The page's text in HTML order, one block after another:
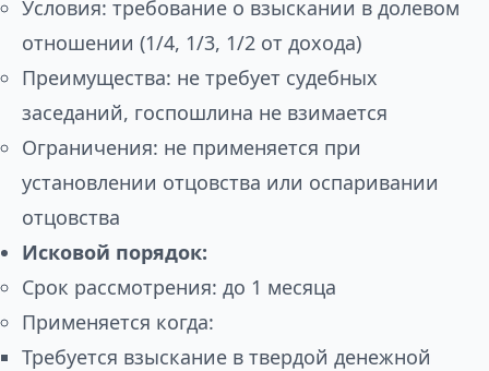
Условия: требование о взыскании в долевом
отношении (1/4, 1/3, 1/2 от дохода)
Преимущества: не требует судебных
заседаний, госпошлина не взимается
Ограничения: не применяется при
установлении отцовства или оспаривании
отцовства
Исковой порядок:
Срок рассмотрения: до 1 месяца
Применяется когда:
Требуется взыскание в твердой денежной